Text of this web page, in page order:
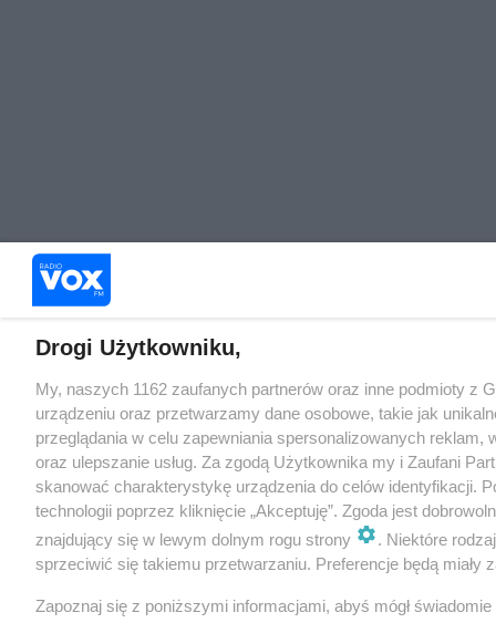
Drogi Użytkowniku,
My, naszych 1162 zaufanych partnerów oraz inne podmioty z
urządzeniu oraz przetwarzamy dane osobowe, takie jak
przeglądania w celu zapewniania spersonalizowanych
oraz ulepszanie usług. Za zgodą Użytkownika my i Zaufani
skanować charakterystykę urządzenia do celów identyfikacji.
technologii poprzez kliknięcie „Akceptuję”. Zgoda jest
znajdujący się w lewym dolnym rogu strony
. Niektóre
sprzeciwić się takiemu przetwarzaniu. Preferencje będą miały
Zapoznaj się z poniższymi informacjami, abyś mógł